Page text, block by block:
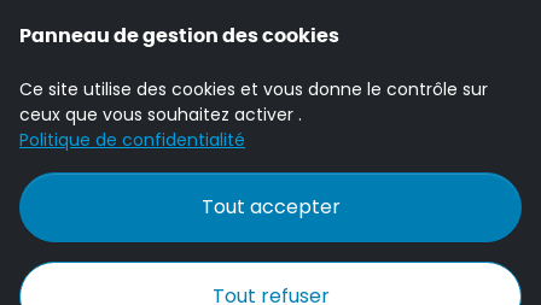
Panneau de gestion des cookies
Ce site utilise des cookies et vous donne le contrôle sur
ceux que vous souhaitez activer .
Politique de confidentialité
Tout accepter
Tout refuser